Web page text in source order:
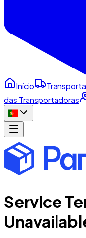
Início
das Transportadoras
Service